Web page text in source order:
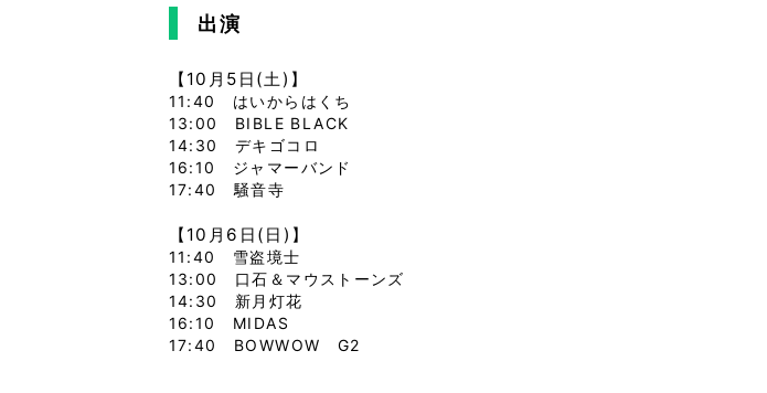
出演
【10月5日(土)】
11:40 はいからはくち
13:00 BIBLE BLACK
14:30 デキゴコロ
16:10 ジャマーバンド
17:40 騒音寺
【10月6日(日)】
11:40 雪盗境士
13:00 口石＆マウストーンズ
14:30 新月灯花
16:10 MIDAS
17:40 BOWWOW G2